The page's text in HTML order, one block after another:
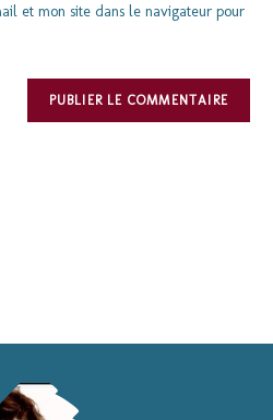
et mon site dans le navigateur pour